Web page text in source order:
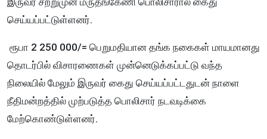
செய்யப்பட்டுள்ளனர்.
ரூபா 2 250 000/= பெறுமதியான தங்க நகைகள் மாயமானது
தொடர்பில் விசாரணைகள் முன்னெடுக்கப்பட்டு வந்த
நிலையில் மேலும் இருவர் கைது செய்யப்பட்டதுடன் நாளை
நீதிமன்றத்தில் முற்படுத்த பொலிசார் நடவடிக்கை
மேற்கொண்டுள்ளனர்.